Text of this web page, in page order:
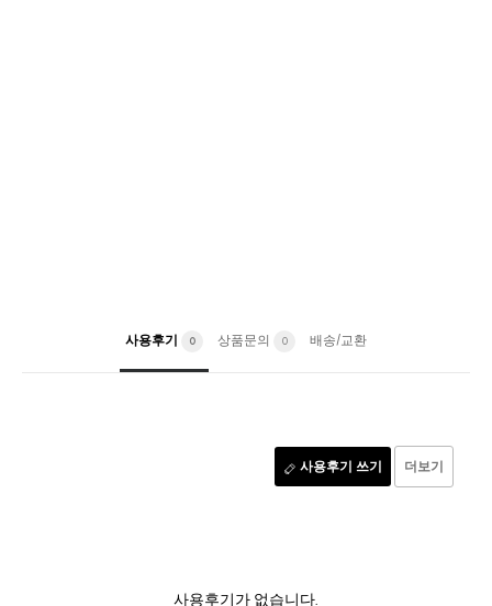
사용후기 0 상품문의 0 배송/교환
사용후기 쓰기 더보기
사용후기가 없습니다.